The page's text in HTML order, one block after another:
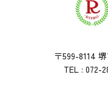
〒599-8114
TEL : 072-